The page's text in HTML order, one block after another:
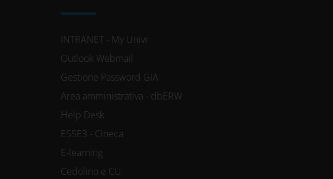
INTRANET - My Univr
Outlook Webmail
Gestione Password GIA
Area amministrativa - dbERW
Help Desk
ESSE3 - Cineca
E-learning
Cedolino e CU